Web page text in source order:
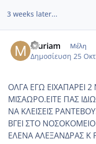
3 weeks later...
muriam Μέλη
Δημοσίευση 25
ΟΛΓΑ ΕΓΩ ΕΙΧΑΠΑΡΕΙ
ΜΙΣΑΩΡΟ.ΕΙΤΕ ΠΑΣ
ΝΑ ΚΛΕΙΣΕΙΣ
ΒΓΕΙ ΣΤΟ
ΕΛΕΝΑ ΑΛΕΞΑΝΔΡΑΣ Κ